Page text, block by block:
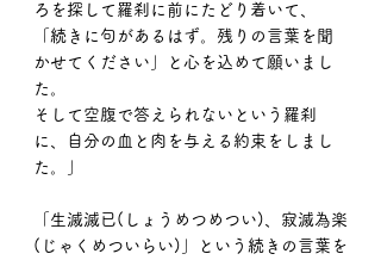
ろを探して羅刹に前にたどり着いて、
「続きに句があるはず。残りの言葉を聞
かせてください」と心を込めて願いまし
た。
そして空腹で答えられないという羅刹
に、自分の血と肉を与える約束をしまし
た。」
「生滅滅已(しょうめつめつい)、寂滅為楽
(じゃくめついらい)」という続きの言葉を